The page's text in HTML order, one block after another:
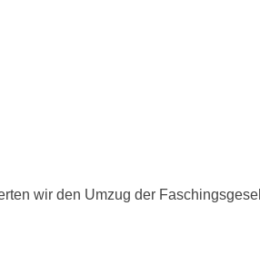
wir den Umzug der